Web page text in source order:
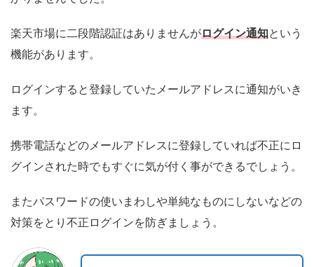
楽天市場に二段階認証はありませんがログイン通知という
機能があります。
ログインすると登録していたメールアドレスに通知がいき
ます。
携帯電話などのメールアドレスに登録していれば不正にロ
グインされた時でもすぐに気が付く事ができるでしょう。
またパスワードの使いまわしや単純なものにしないなどの
対策をとり不正ログインを防ぎましょう。